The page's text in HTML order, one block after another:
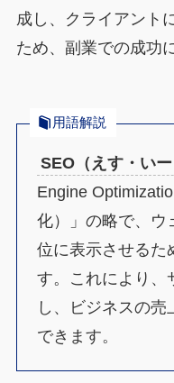
成し、クライアント
ため、副業での成功
用語解説
SEO（えす・いー
Engine
化）」の略で、ウ
位に表示させるた
す。これにより、
し、ビジネスの
できます。